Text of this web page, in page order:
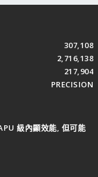
307,108
2,716,138
217,904
PRECISION
級內顯效能, 但可能